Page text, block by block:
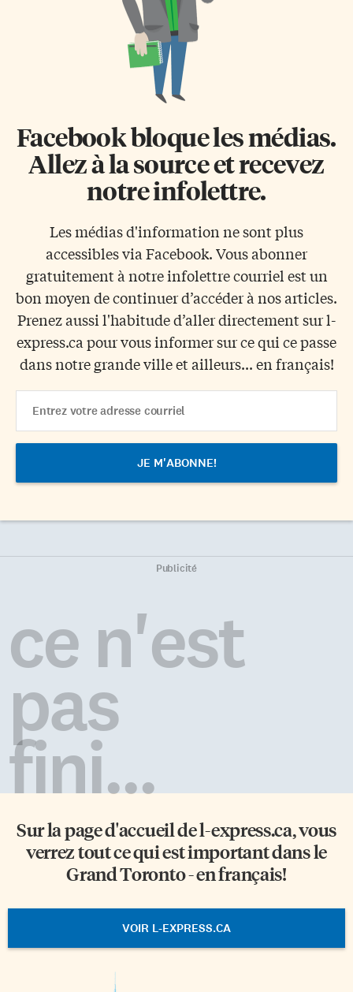
Facebook bloque les médias.
Allez à la source et recevez
notre infolettre.
Les médias d'information ne sont plus
accessibles via Facebook. Vous abonner
gratuitement à notre infolettre courriel est un
bon moyen de continuer d’accéder à nos articles.
Prenez aussi l'habitude d’aller directement sur l-
express.ca pour vous informer sur ce qui ce passe
dans notre grande ville et ailleurs... en français!
Address
Publicité
ce n'est
pas
fini...
Sur la page d'accueil del-express.ca, vous
verrez tout ce qui est important dans le
Grand Toronto - en français!
VOIR L-EXPRESS.CA